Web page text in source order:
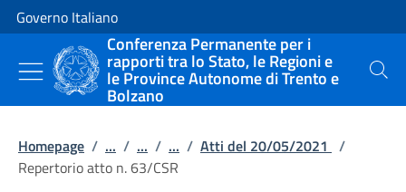
Vai al contenuto
Vai alla navigazione del sito
Governo Italiano
Conferenza Permanente per i
rapporti tra lo Stato, le Regioni e
le Province Autonome di Trento e
Bolzano
Cerca
Homepage / ... / ... / ... / Atti del 20/05/2021 /
Repertorio atto n. 63/CSR